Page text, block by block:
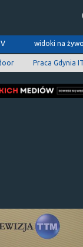
widoki na
Praca Gdynia